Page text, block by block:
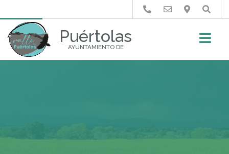
Puértolas
AYUNTAMIENTO DE
Buscar